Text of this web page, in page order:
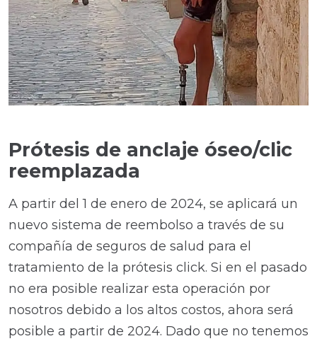
Prótesis de anclaje óseo/clic
reemplazada
A partir del 1 de enero de 2024, se aplicará un
nuevo sistema de reembolso a través de su
compañía de seguros de salud para el
tratamiento de la prótesis click. Si en el pasado
no era posible realizar esta operación por
nosotros debido a los altos costos, ahora será
posible a partir de 2024. Dado que no tenemos